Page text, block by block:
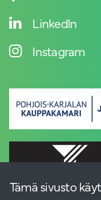
Tämä sivusto
LinkedIn
Instagram